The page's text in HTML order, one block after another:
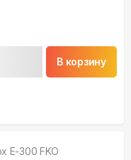
В корзину
E-300 FKO